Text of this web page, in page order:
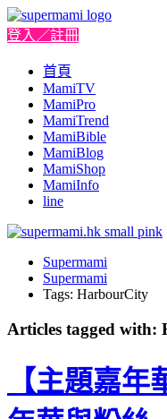
登入／註冊
首頁
MamiTV
MamiPro
MamiTrend
MamiBible
MamiBlog
MamiShop
MamiInfo
line
Supermami
Supermami
Tags: HarbourCity
Articles tagged with:
【主題嘉年